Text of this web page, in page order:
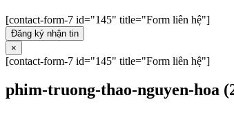
[contact-form-7 id="145" title="Form liên hệ"]
Đăng ký nhận tin
×
[contact-form-7 id="145" title="Form liên hệ"]
phim-truong-thao-nguyen-hoa